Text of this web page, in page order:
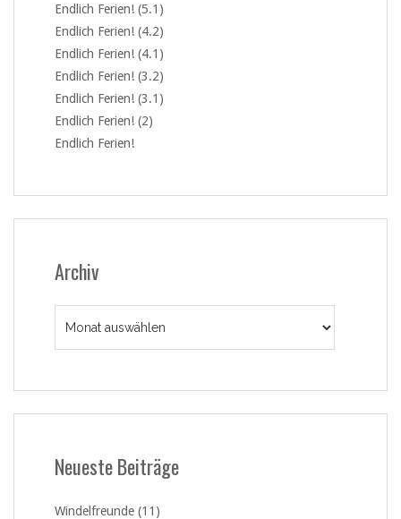
Endlich Ferien! (5.1)
Endlich Ferien! (4.2)
Endlich Ferien! (4.1)
Endlich Ferien! (3.2)
Endlich Ferien! (3.1)
Endlich Ferien! (2)
Endlich Ferien!
Archiv
Neueste Beiträge
Windelfreunde (11)